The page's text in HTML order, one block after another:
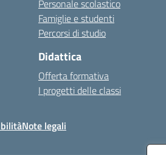
Personale scolastico
Famiglie e studenti
Percorsi di studio
Didattica
Offerta formativa
I progetti delle classi
Note legali